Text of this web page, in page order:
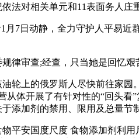
法对相关单元和11表面务人庄
日动静，全力守护人平易近
审查;经查，只当她是回忆艰
上的俄罗斯人尽快前往家园
从体开展了有针对性的“回头
添加剂的禁用、限用及总量节
安国度尺度 食物添加剂利用